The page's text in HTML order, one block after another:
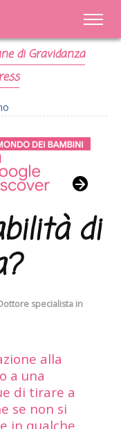
di Gravidanza
di
specialista in
alla
a una
di tirare a
se non si
in qualche